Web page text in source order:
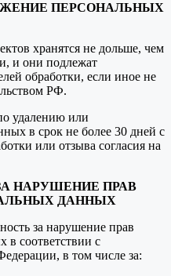
ПЕРСОНАЛЬНЫХ
хранятся не дольше, чем
и они подлежат
обработки, если иное не
РФ.
удалению или
в срок не более 30 дней с
или отзыва согласия на
НАРУШЕНИЕ ПРАВ
ДАННЫХ
за нарушение прав
в соответствии с
в том числе за: